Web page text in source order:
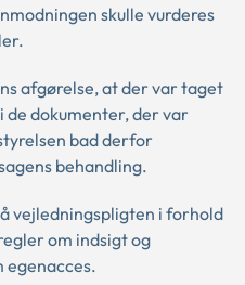
skulle vurderes
afgørelse, at der var taget
de dokumenter, der var
bad derfor
behandling.
vejledningspligten i forhold
om indsigt og
egenacces.